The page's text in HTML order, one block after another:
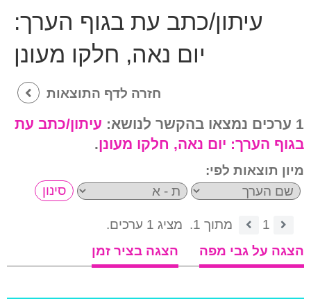
עיתון/כתב עת בגוף הערך:
יום נאה, חלקו מעונן
חזרה לדף התוצאות
1 ערכים נמצאו בהקשר לנושא:
עיתון/כתב עת
בגוף הערך: יום נאה, חלקו מעונן.
מיון תוצאות לפי:
1 מתוך 1.
מציג 1 ערכים.
הצגה על גבי מפה
הצגה בציר זמן